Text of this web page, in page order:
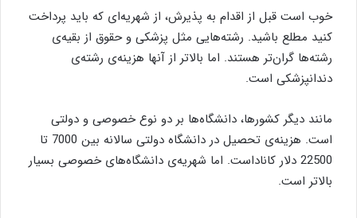
خوب است قبل از اقدام به پذیرش، از شهریه‌ای كه باید پرداخت
كنید مطلع باشید. رشته‌هایی مثل پزشكی و حقوق از بقیه‌ی
رشته‌ها گران‌تر هستند. اما بالاتر از آنها هزینه‌ی رشته‌ی
دندانپزشكی است.
مانند دیگر كشورها، دانشگاه‌ها بر دو نوع خصوصی و دولتی
است. هزینه‌ی تحصیل در دانشگاه دولتی سالانه بین 7000 تا
22500 دلار كاناداست. اما شهریه‌ی دانشگاه‌های خصوصی بسیار
بالاتر است.